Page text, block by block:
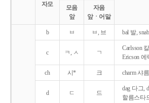
자모
모음
앞
자음
앞ㆍ어말
b ㅂ ㅂ, 브 bal 발,
c ㅋ, ㅅ ㄱ
Carlsson
Ericson 에
ch 시* 크 charm 샤
d ㄷ 드
dag 다그,
할름스타